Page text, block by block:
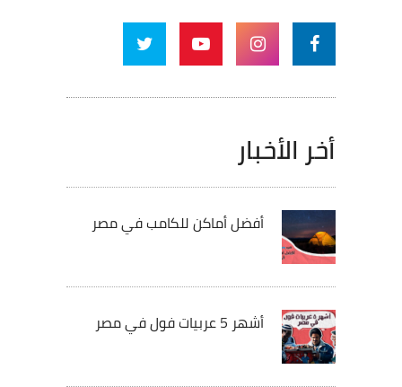
أخر الأخبار
أفضل أماكن للكامب في مصر
أشهر 5 عربيات فول في مصر